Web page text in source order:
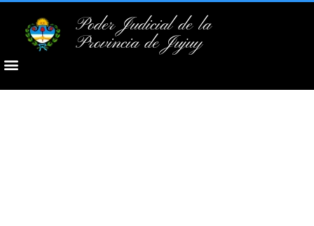
Poder Judicial de la
Provincia de Jujuy